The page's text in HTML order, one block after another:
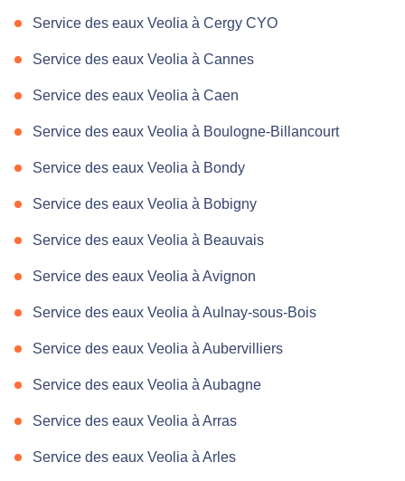
Service des eaux Veolia à Cergy CYO
Service des eaux Veolia à Cannes
Service des eaux Veolia à Caen
Service des eaux Veolia à Boulogne-Billancourt
Service des eaux Veolia à Bondy
Service des eaux Veolia à Bobigny
Service des eaux Veolia à Beauvais
Service des eaux Veolia à Avignon
Service des eaux Veolia à Aulnay-sous-Bois
Service des eaux Veolia à Aubervilliers
Service des eaux Veolia à Aubagne
Service des eaux Veolia à Arras
Service des eaux Veolia à Arles